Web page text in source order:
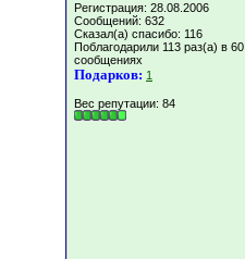
Регистрация: 28.08.2006
Сообщений: 632
Сказал(а) спасибо: 116
Поблагодарили 113 раз(а) в 60
сообщениях
Подарков: 1
Вес репутации: 84